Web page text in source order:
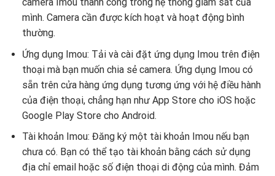
mình. Camera cần được kích hoạt và hoạt động bình
thường.
Ứng dụng Imou: Tải và cài đặt ứng dụng Imou trên điện
thoại mà bạn muốn chia sẻ camera. Ứng dụng Imou có
sẵn trên cửa hàng ứng dụng tương ứng với hệ điều hành
của điện thoại, chẳng hạn như App Store cho iOS hoặc
Google Play Store cho Android.
Tài khoản Imou: Đăng ký một tài khoản Imou nếu bạn
chưa có. Bạn có thể tạo tài khoản bằng cách sử dụng
địa chỉ email hoặc số điện thoại di động của mình. Đảm